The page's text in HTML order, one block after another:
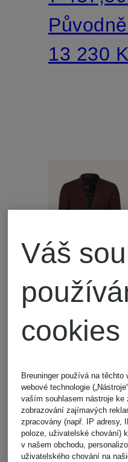
13 230
Novinka
Mix &
Match
OF
Váš
cookies
Breuninger používá na
webové technologie
vaším souhlasem nástroje
zobrazování zajímavých
zpracovány (např. IP adresy,
poloze, uživatelské chování)
v našem obchodu,
uživatelského chování na